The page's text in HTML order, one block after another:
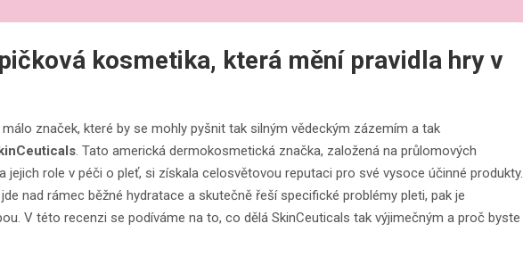
kosmetika, která mění pravidla hry v
značek, které by se mohly pyšnit tak silným vědeckým zázemím a tak
. Tato americká dermokosmetická značka, založená na průlomových
jejich role v péči o pleť, si získala celosvětovou reputaci pro své vysoce účinné produkty.
nad rámec běžné hydratace a skutečně řeší specifické problémy pleti, pak je
V této recenzi se podíváme na to, co dělá SkinCeuticals tak výjimečným a proč byste